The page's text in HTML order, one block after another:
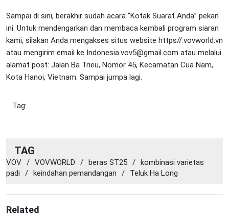
Sampai di sini, berakhir sudah acara “Kotak Suarat Anda” pekan
ini. Untuk mendengarkan dan membaca kembali program siaran
kami, silakan Anda mengakses situs website https//:vovworld.vn
atau mengirim email ke Indonesia.vov5@gmail.com atau melalui
alamat post: Jalan Ba Trieu, Nomor 45, Kecamatan Cua Nam,
Kota Hanoi, Vietnam. Sampai jumpa lagi.
Tag:
TAG
VOV / VOVWORLD / beras ST25 / kombinasi varietas
padi
/ keindahan pemandangan / Teluk Ha Long
Related